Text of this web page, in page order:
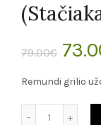
79.00€
Remundi grilio